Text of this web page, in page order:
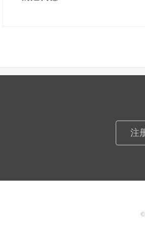
注
©